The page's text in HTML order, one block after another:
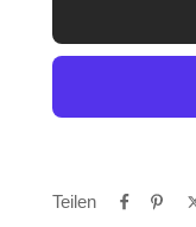
Teilen